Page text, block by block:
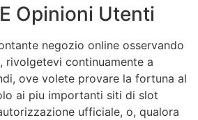
Opinioni Utenti
negozio online osservando
rivolgetevi continuamente a
ove volete provare la fortuna al
ai piu importanti siti di slot
ufficiale, o, qualora